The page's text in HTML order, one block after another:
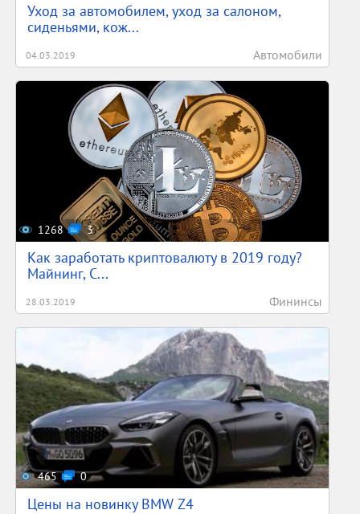
Уход за автомобилем, уход за салоном,
сиденьями, кож...
04.03.2019 Автомобили
1268 3
Как заработать криптовалюту в 2019 году?
Майнинг, С...
28.03.2019 Фининсы
465 0
Цены на новинку BMW Z4